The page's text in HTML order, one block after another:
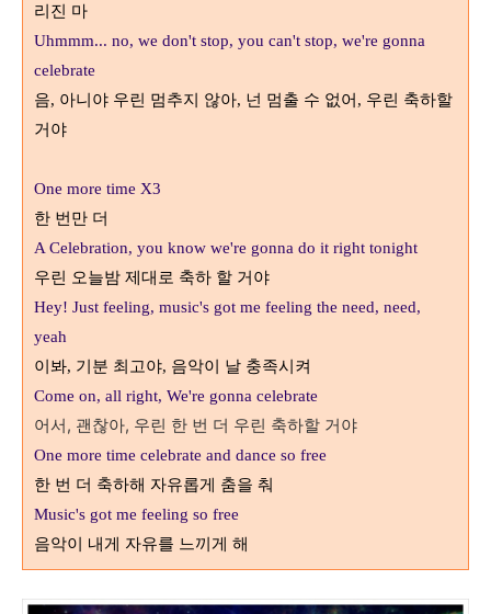
리진 마
Uhmmm... no, we don't stop, you can't stop, we're gonna
celebrate
음, 아니야 우린 멈추지 않아, 넌 멈출 수 없어, 우린 축하할
거야
One more time X3
한 번만 더
A Celebration, you know we're gonna do it right tonight
우린 오늘밤 제대로 축하 할 거야
Hey! Just feeling, music's got me feeling the need, need,
yeah
이봐, 기분 최고야, 음악이 날 충족시켜
Come on, all right, We're gonna celebrate
어서, 괜찮아, 우린 한 번 더 우린 축하할 거야
One more time celebrate and dance so free
한 번 더 축하해 자유롭게 춤을 춰
Music's got me feeling so free
음악이 내게 자유를 느끼게 해